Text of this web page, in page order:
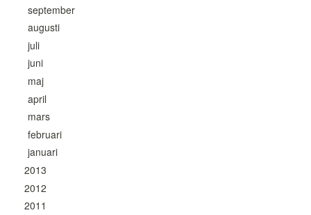
september
augusti
juli
juni
maj
april
mars
februari
januari
2013
2012
2011